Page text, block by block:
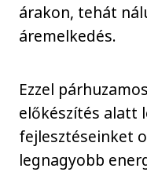
árakon, tehát
áremelkedés.
Ezzel
előkészítés alatt
fejlesztéseinket
legnagyobb